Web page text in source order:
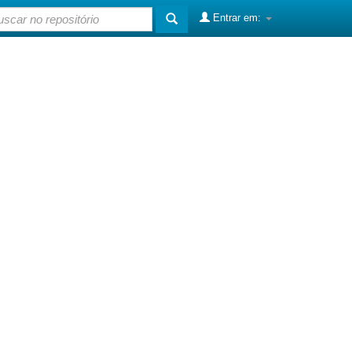
Entrar em: